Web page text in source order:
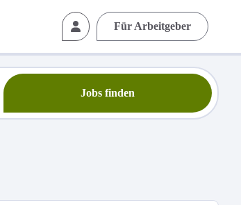
Für Arbeitgeber
Jobs finden